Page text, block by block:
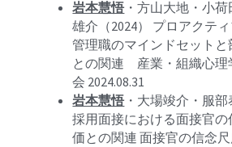
岩本慧悟・方山大地・小
雄介（2024） プロアクテ
管理職のマインドセット
との関連　産業・組織心理
会 2024.08.31
岩本慧悟・大場竣介・服部
採用面接における面接官
価との関連 面接官の信念